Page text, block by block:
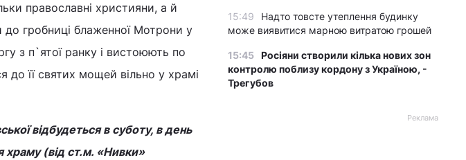
православні християни, а й
гробниці блаженної Мотрони у
з п`ятої ранку і вистоюють по
до її святих мощей вільно у храмі
відбудеться в суботу, в день
храму (від ст.м. «Нивки»
15:49
Надто товсте утеплення будинку
може виявитися марною витратою грошей
15:45 Росіяни створили кілька нових зон
контролю поблизу кордону з Україною, -
Трегубов
Реклама